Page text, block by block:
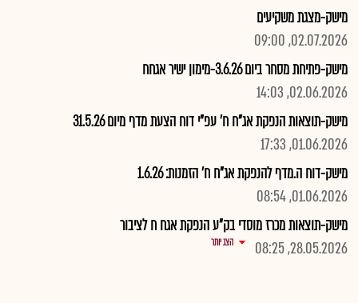
מישק-מצגת משקיעים
02.07.2026, 09:00
מישק-פתיחת מסחר ביום 3.6.26-מימון ישיר אגחח
02.06.2026, 14:03
מישק-תוצאות הנפקת אג"ח ח' עפ"י דוח הצעת מדף מיום 31.5.26
01.06.2026, 17:33
מישק-דוח ה.מדף להנפקת אג"ח ח' הזמנות: 1.6.26
01.06.2026, 08:54
מישק-תוצאות מכרז מוסדי בק"ע הנפקת אגח ח לציבור
28.05.2026, 08:25
הצג יותר